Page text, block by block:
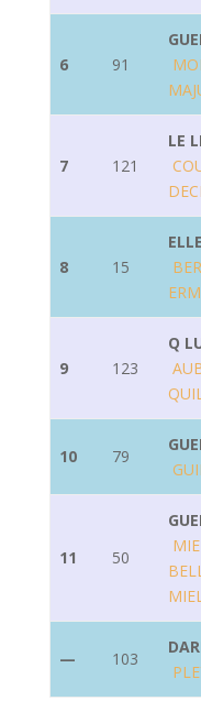
6 91
7 121
LE
8 15
ELLE
9 123
Q
10 79
11 50
— 103